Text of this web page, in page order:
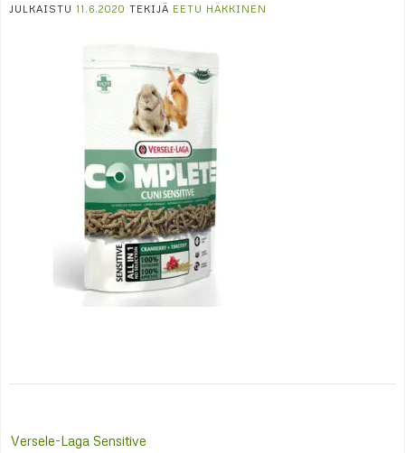
JULKAISTU 11.6.2020 TEKIJÄ EETU HÄKKINEN
Versele-Laga Sensitive